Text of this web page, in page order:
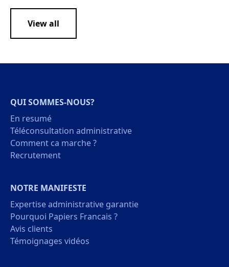
View all
QUI SOMMES-NOUS?
En resumé
Téléconsultation administrative
Comment ca marche ?
Recrutement
NOTRE MANIFESTE
Expertise administrative garantie
Pourquoi Papiers Francais ?
Avis clients
Témoignages vidéos